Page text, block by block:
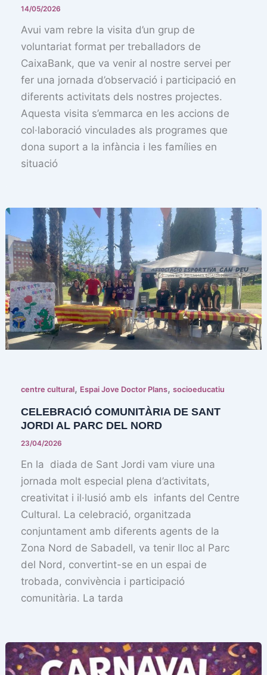
14/05/2026
Avui vam rebre la visita d’un grup de
voluntariat format per treballadors de
CaixaBank, que va venir al nostre servei per
fer una jornada d’observació i participació en
diferents activitats dels nostres projectes.
Aquesta visita s’emmarca en les accions de
col·laboració vinculades als programes que
dona suport a la infància i les famílies en
situació
centre cultural, Espai Jove Doctor Plans, socioeducatiu
CELEBRACIÓ COMUNITÀRIA DE SANT
JORDI AL PARC DEL NORD
23/04/2026
En la diada de Sant Jordi vam viure una
jornada molt especial plena d’activitats,
creativitat i il·lusió amb els infants del Centre
Cultural. La celebració, organitzada
conjuntament amb diferents agents de la
Zona Nord de Sabadell, va tenir lloc al Parc
del Nord, convertint-se en un espai de
trobada, convivència i participació
comunitària. La tarda